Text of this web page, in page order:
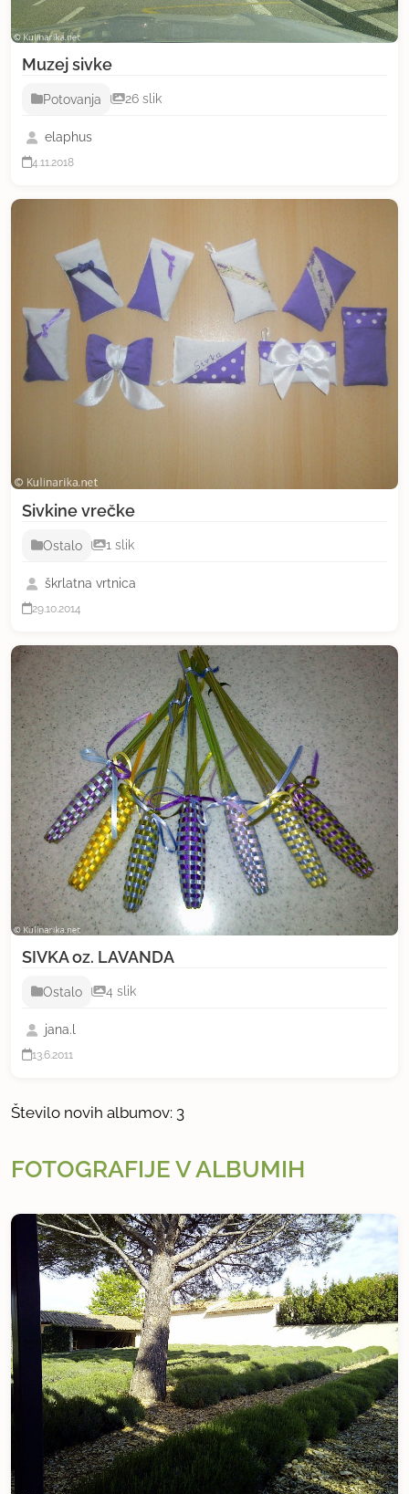
Muzej sivke
Potovanja 26 slik
elaphus
4.11.2018
Sivkine vrečke
Ostalo 1 slik
škrlatna vrtnica
29.10.2014
SIVKA oz. LAVANDA
Ostalo 4 slik
jana.l
13.6.2011
Število novih albumov: 3
FOTOGRAFIJE V ALBUMIH